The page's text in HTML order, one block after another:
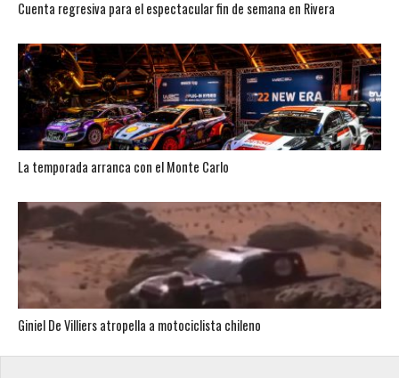
Cuenta regresiva para el espectacular fin de semana en Rivera
La temporada arranca con el Monte Carlo
Giniel De Villiers atropella a motociclista chileno